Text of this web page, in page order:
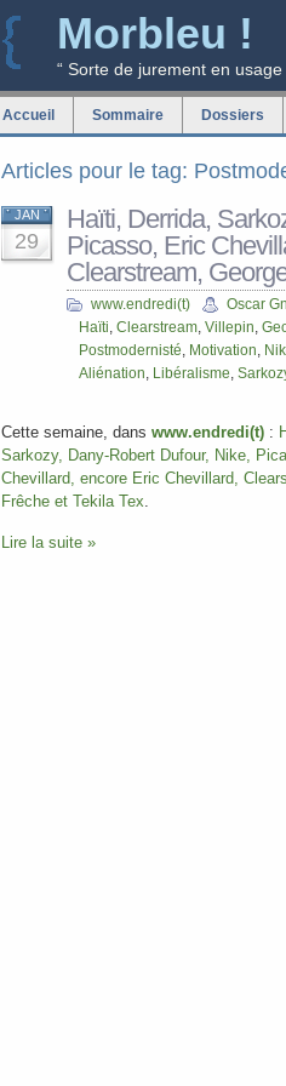
Morbleu !
“ Sorte de jurement en
Accueil Sommaire Dossiers
Articles pour le tag:
JAN
29
Haïti, Derrida,
Picasso, Eric
Clearstream,
www.endredi(t)
Oscar
Haïti, Clearstream, Villepin,
Postmodernisté, Motivation,
Aliénation, Libéralisme,
Cette semaine, dans www.endredi(t) :
Sarkozy, Dany-Robert Dufour, Nike,
Chevillard, encore Eric Chevillard,
Frêche et Tekila Tex.
Lire la suite »